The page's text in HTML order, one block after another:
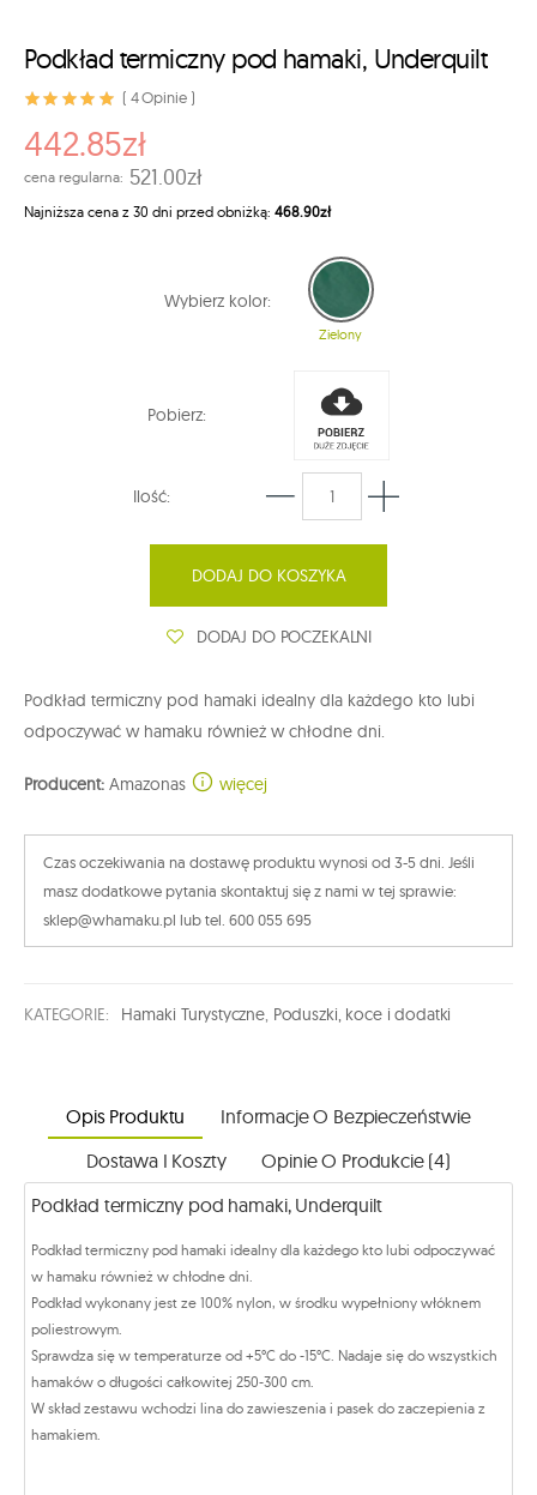
Podkład termiczny pod hamaki, Underquilt
( 4 Opinie )
442.85zł
cena regularna: 521.00zł
Najniższa cena z 30 dni przed obniżką: 468.90zł
Wybierz kolor:
Zielony
Pobierz:
Ilość:
DODAJ DO KOSZYKA
DODAJ DO POCZEKALNI
Podkład termiczny pod hamaki idealny dla każdego kto lubi
odpoczywać w hamaku również w chłodne dni.
Producent: Amazonas więcej
Czas oczekiwania na dostawę produktu wynosi od 3-5 dni. Jeśli
masz dodatkowe pytania skontaktuj się z nami w tej sprawie:
sklep@whamaku.pl lub tel. 600 055 695
KATEGORIE: Hamaki Turystyczne, Poduszki, koce i dodatki
Opis Produktu
Informacje O Bezpieczeństwie
Dostawa I Koszty
Opinie O Produkcie (4)
Podkład termiczny pod hamaki, Underquilt
Podkład termiczny pod hamaki idealny dla każdego kto lubi odpoczywać
w hamaku również w chłodne dni.
Podkład wykonany jest ze 100% nylon, w środku wypełniony włóknem
poliestrowym.
Sprawdza się w temperaturze od +5°C do -15°C. Nadaje się do wszystkich
hamaków o długości całkowitej 250-300 cm.
W skład zestawu wchodzi lina do zawieszenia i pasek do zaczepienia z
hamakiem.